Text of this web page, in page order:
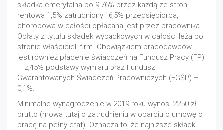
składka emerytalna po 9,76% przez każdą ze stron,
rentowa 1,5% zatrudniony i 6,5% przedsiębiorca,
chorobowa w całości opłacana jest przez pracownika.
Opłaty z tytułu składek wypadkowych w całości leżą po
stronie właścicieli firm. Obowiązkiem pracodawców
jest również płacenie świadczeń na Fundusz Pracy (FP)
– 2,45% podstawy wymiaru oraz Fundusz
Gwarantowanych Świadczeń Pracowniczych (FGŚP) –
0,1%.
Minimalne wynagrodzenie w 2019 roku wynosi 2250 zł
brutto (mowa tutaj o zatrudnieniu w oparciu o umowę o
pracę na pełny etat). Oznacza to, że najniższe składki